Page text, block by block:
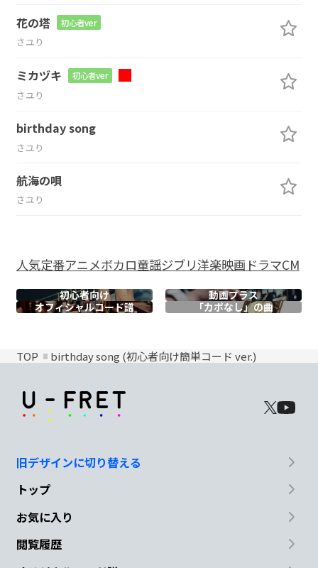
花の塔 初心者ver
さユり
ミカヅキ 初心者ver
さユり
birthday song
さユり
航海の唄
さユり
人気定番アニメボカロ童謡ジブリ洋楽映画ドラマCM
初心者向け
動画プラス
オフィシャルコード譜 「カポなし」の曲
TOP birthday song (初心者向け簡単コード ver.)
旧デザインに切り替える
トップ
お気に入り
閲覧履歴